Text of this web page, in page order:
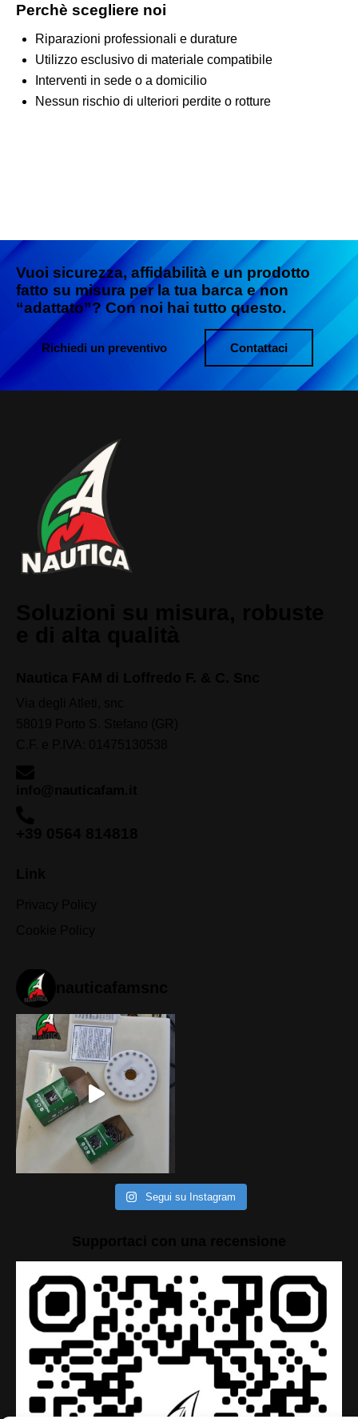
Perchè scegliere noi
Riparazioni professionali e durature
Utilizzo esclusivo di materiale compatibile
Interventi in sede o a domicilio
Nessun rischio di ulteriori perdite o rotture
Vuoi sicurezza, affidabilità e un prodotto
fatto su misura per la tua barca e non
“adattato”? Con noi hai tutto questo.
Richiedi un preventivo Contattaci
Segui su Instagram